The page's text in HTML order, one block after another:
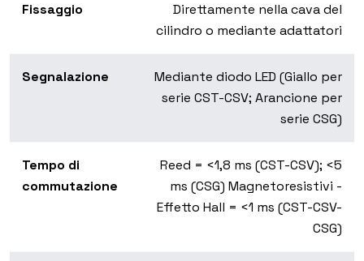
Fissaggio
Direttamente nella cava del
cilindro o mediante adattatori
Segnalazione
Mediante diodo LED (Giallo per
serie CST-CSV; Arancione per
serie CSG)
Tempo di
commutazione
Reed = <1,8 ms (CST-CSV); <5
ms (CSG) Magnetoresistivi -
Effetto Hall = <1 ms (CST-CSV-
CSG)